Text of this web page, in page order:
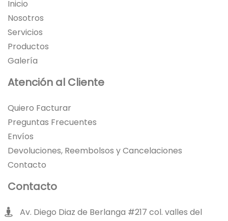
Inicio
Nosotros
Servicios
Productos
Galería
Atención al Cliente
Quiero Facturar
Preguntas Frecuentes
Envíos
Devoluciones, Reembolsos y Cancelaciones
Contacto
Contacto
Av. Diego Diaz de Berlanga #217 col. valles del